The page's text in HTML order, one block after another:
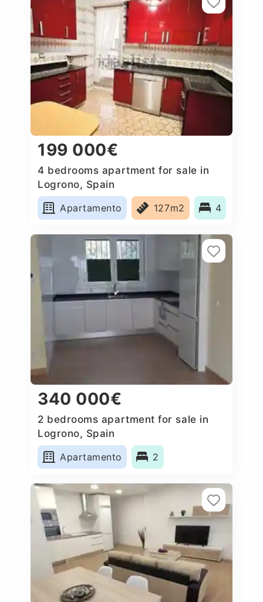
199 000€
4 bedrooms apartment for sale in
Logrono, Spain
Apartamento
127m2 4
340 000€
2 bedrooms apartment for sale in
Logrono, Spain
Apartamento
2